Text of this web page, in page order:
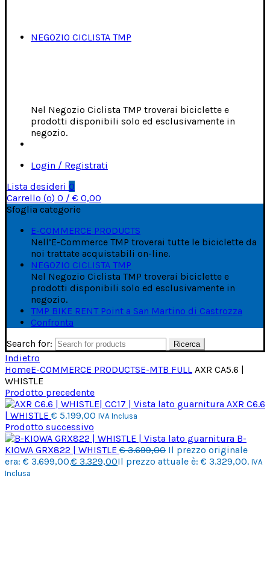
NEGOZIO CICLISTA TMP
Nel Negozio Ciclista TMP troverai biciclette e
prodotti disponibili solo ed esclusivamente in
negozio.
Login / Registrati
Lista desideri 0
Carrello (o) 0 / € 0,00
Sfoglia categorie
E-COMMERCE PRODUCTS
Nell’E-Commerce TMP troverai tutte le biciclette da
noi trattate acquistabili on-line.
NEGOZIO CICLISTA TMP
Nel Negozio Ciclista TMP troverai biciclette e
prodotti disponibili solo ed esclusivamente in
negozio.
TMP BIKE RENT Point a San Martino di Castrozza
Confronta
Search for:
Ricerca
Indietro
HomeE-COMMERCE PRODUCTSE-MTB FULL AXR CA5.6 |
WHISTLE
Prodotto precedente
AXR C6.6
| WHISTLE € 5.199,00 IVA Inclusa
Prodotto successivo
B-
KIOWA GRX822 | WHISTLE €3.699,00 Il prezzo originale
era: € 3.699,00.€ 3.329,00Il prezzo attuale è: € 3.329,00. IVA
Inclusa